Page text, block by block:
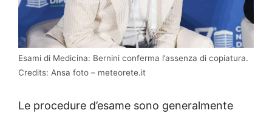
Esami di Medicina: Bernini conferma l’assenza di copiatura.
Credits: Ansa foto – meteorete.it
Le procedure d’esame sono generalmente